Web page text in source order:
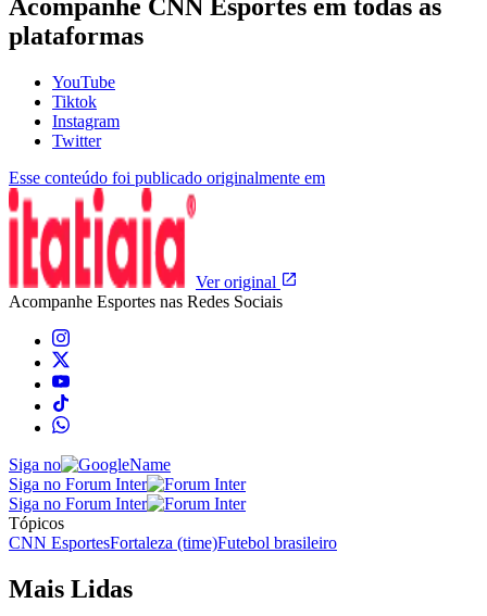
Acompanhe CNN Esportes em todas as
plataformas
YouTube
Tiktok
Instagram
Twitter
Esse conteúdo foi publicado originalmente em
Ver original
Acompanhe Esportes nas Redes Sociais
Siga no
Siga no Forum Inter
Siga no Forum Inter
Tópicos
CNN EsportesFortaleza (time)Futebol brasileiro
Mais Lidas